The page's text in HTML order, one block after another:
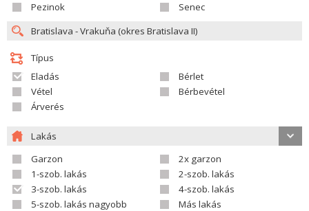
Pezinok
Senec
Típus
Eladás
Bérlet
Vétel
Bérbevétel
Árverés
Lakás
Garzon
2x garzon
1-szob. lakás
2-szob. lakás
3-szob. lakás
4-szob. lakás
5-szob. lakás nagyobb
Más lakás